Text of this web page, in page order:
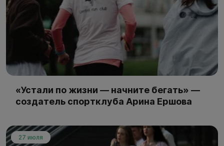
«Устали по жизни — начните бегать» —
создатель спортклуба Арина Ершова
27 июля